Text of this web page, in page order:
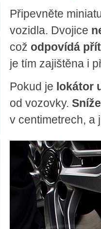
Připevněte
vozidla. Dvojice
což odpovídá
je tím zajištěna i
Pokud je lokátor
od vozovky.
v centimetrech, a